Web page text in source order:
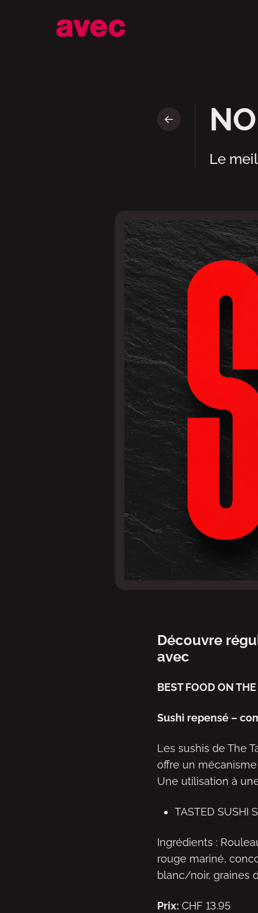
Le
Découvre
avec
BEST FOOD ON THE
Sushi repensé –
Les sushis de The
offre un
Une utilisation à
TASTED SUSHI
Ingrédients :
rouge mariné,
blanc/noir, graines
Prix: CHF 13.95